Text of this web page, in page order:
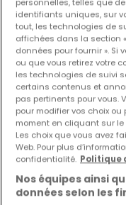
identifiants uniques, sur
tout, les technologies de
affichées dans la section
données pour fournir ».
ou que vous retirez votre
les technologies de suivi
certains contenus et
pas pertinents pour vous.
pour modifier vos choix
moment en cliquant sur le
Les choix que vous avez
Web. Pour plus
confidentialité. Politique
Nos équipes ainsi
données selon les